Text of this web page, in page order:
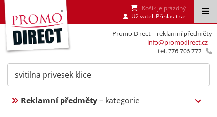
Promo Direct – reklamní předměty
info@promodirect.cz
tel. 776 706 777
Košík je prázdný
Uživatel: Přihlásit se
Reklamní předměty– kategorie